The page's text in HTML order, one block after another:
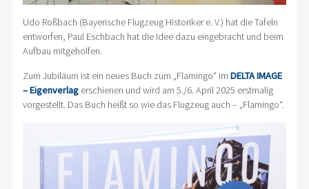
Udo Roßbach (Bayerische Flugzeug Historiker e. V.) hat die Tafeln
entworfen, Paul Eschbach hat die Idee dazu eingebracht und beim
Aufbau mitgeholfen.
Zum Jubiläum ist ein neues Buch zum „Flamingo“ im DELTA IMAGE
– Eigenverlagerschienen und wird am 5./6. April 2025 erstmalig
vorgestellt. Das Buch heißt so wie das Flugzeug auch – „Flamingo“.